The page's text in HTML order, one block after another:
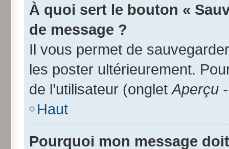
À quoi sert le bouton «
de message ?
Il vous permet de
les poster ultérieurement.
de l’utilisateur (onglet Aperçu
Haut
Pourquoi mon message